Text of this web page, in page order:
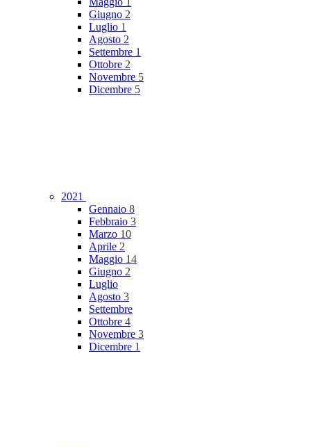
Giugno 2
Luglio 1
Agosto 2
Settembre 1
Ottobre 2
Novembre 5
Dicembre 5
2021
Gennaio 8
Febbraio 3
Marzo 10
Aprile 2
Maggio 14
Giugno 2
Luglio
Agosto 3
Settembre
Ottobre 4
Novembre 3
Dicembre 1